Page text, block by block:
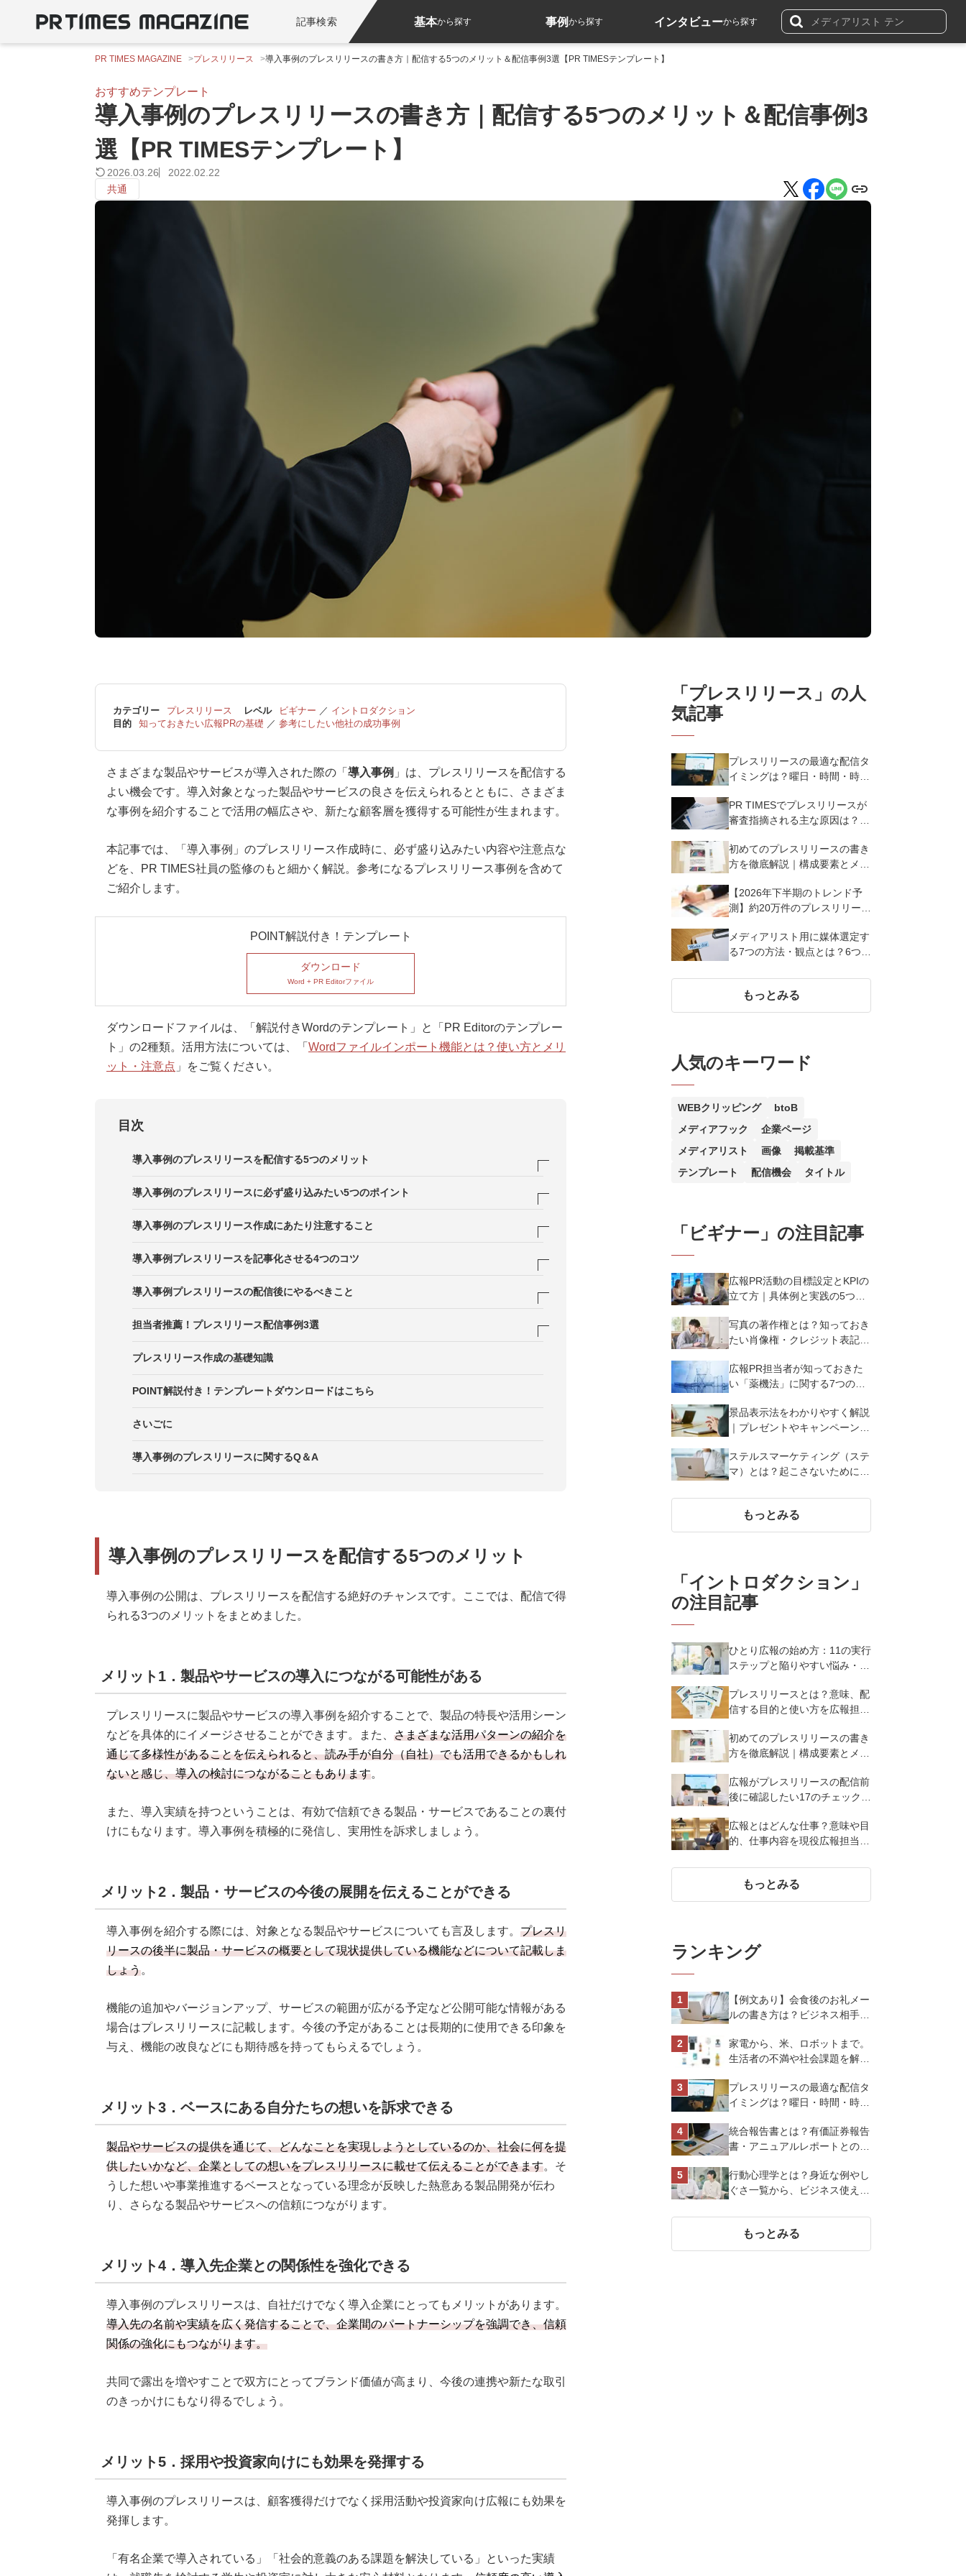
記事検索 基本から探す 事例から探す インタビューから探す
PR TIMES MAGAZINE プレスリリース 導入事例のプレスリリースの書き方｜配信する5つのメリット＆配信事例3選【PR TIMESテンプレート】
おすすめテンプレート
導入事例のプレスリリースの書き方｜配信する5つのメリット＆配信事例3
選【PR TIMESテンプレート】
2026.03.26
2022.02.22
共通
カテゴリー プレスリリース レベル ビギナー ／ イントロダクション
目的
知っておきたい広報PRの基礎 ／ 参考にしたい他社の成功事例
さまざまな製品やサービスが導入された際の「 導入事例 」は、プレスリリースを配信する
よい機会です。導入対象となった製品やサービスの良さを伝えられるとともに、さまざま
な事例を紹介することで活用の幅広さや、新たな顧客層を獲得する可能性が生まれます。
本記事では、「導入事例」のプレスリリース作成時に、必ず盛り込みたい内容や注意点な
どを、PR TIMES社員の監修のもと細かく解説。参考になるプレスリリース事例を含めて
ご紹介します。
POINT解説付き！テンプレート
ダウンロード
Word + PR Editorファイル
ダウンロードファイルは、「解説付きWordのテンプレート」と「PR Editorのテンプレー
ト」の2種類。活用方法については、「 Wordファイルインポート機能とは？使い方とメリ
ット・注意点 」をご覧ください。
目次
導入事例のプレスリリースを配信する5つのメリット
メリット1．製品やサービスの導入につながる可能性がある
メリット2．製品・サービスの今後の展開を伝えることができる
メリット3．ベースにある自分たちの想いを訴求できる
メリット4．導入先企業との関係性を強化できる
メリット5．採用や投資家向けにも効果を発揮する
導入事例のプレスリリースに必ず盛り込みたい5つのポイント
ポイント1．「どこが」「何を導入」し「何を解決」したかを明確に書く
ポイント2．導入後のイメージを画像などを用いて伝える
ポイント3．導入先企業の担当者などのコメントを掲載する
ポイント4．導入された製品やサービスを紹介する
ポイント5．問い合わせ先や取材対応窓口を明記する
導入事例のプレスリリース作成にあたり注意すること
1．導入によってもたらされた効果を明確に書く
2．記載内容を項目化して、発表内容を統一化する
3.「異例性」を明確に記載する
注意点4．導入先企業の了承を必ず得てから公開する
導入事例プレスリリースを記事化させる4つのコツ
コツ1．ニュース性のあるタイミングで配信する
コツ2．導入事例を業界トレンドや社会課題と関連づける
コツ3．タイトルとリード文で導入効果を端的に伝える
コツ4．写真や動画を用いて訴求力を高める
導入事例プレスリリースの配信後にやるべきこと
SNSやオウンドメディアで二次活用する
営業資料や採用資料に転用する
メディア掲載記事を自社の信頼性向上に活かす
担当者推薦！プレスリリース配信事例3選
事例1．株式会社網屋
事例2．株式会社リチカ
事例3．株式会社Beat Fit
プレスリリース作成の基礎知識
POINT解説付き！テンプレートダウンロードはこちら
さいごに
導入事例のプレスリリースに関するQ＆A
導入事例のプレスリリースを配信する5つのメリット
導入事例の公開は、プレスリリースを配信する絶好のチャンスです。ここでは、配信で得
られる3つのメリットをまとめました。
メリット1．製品やサービスの導入につながる可能性がある
プレスリリースに製品やサービスの導入事例を紹介することで、製品の特長や活用シーン
などを具体的にイメージさせることができます。また、 さまざまな活用パターンの紹介を
通じて多様性があることを伝えられると、読み手が自分（自社）でも活用できるかもしれ
ないと感じ、導入の検討につながることもあります。
また、導入実績を持つということは、有効で信頼できる製品・サービスであることの裏付
けにもなります。導入事例を積極的に発信し、実用性を訴求しましょう。
メリット2．製品・サービスの今後の展開を伝えることができる
導入事例を紹介する際には、対象となる製品やサービスについても言及します。 プレスリ
リースの後半に製品・サービスの概要として現状提供している機能などについて記載しま
しょう。
機能の追加やバージョンアップ、サービスの範囲が広がる予定など公開可能な情報がある
場合はプレスリリースに記載します。今後の予定があることは長期的に使用できる印象を
与え、機能の改良などにも期待感を持ってもらえるでしょう。
メリット3．ベースにある自分たちの想いを訴求できる
製品やサービスの提供を通じて、どんなことを実現しようとしているのか、社会に何を提
供したいかなど、企業としての想いをプレスリリースに載せて伝えることができます。そ
うした想いや事業推進するベースとなっている理念が反映した熱意ある製品開発が伝わ
り、さらなる製品やサービスへの信頼につながります。
メリット4．導入先企業との関係性を強化できる
導入事例のプレスリリースは、自社だけでなく導入企業にとってもメリットがあります。
導入先の名前や実績を広く発信することで、企業間のパートナーシップを強調でき、信頼
関係の強化にもつながります。
共同で露出を増やすことで双方にとってブランド価値が高まり、今後の連携や新たな取引
のきっかけにもなり得るでしょう。
メリット5．採用や投資家向けにも効果を発揮する
導入事例のプレスリリースは、顧客獲得だけでなく採用活動や投資家向け広報にも効果を
発揮します。
「有名企業で導入されている」「社会的意義のある課題を解決している」といった実績
「プレスリリース 」の人
気記事
プレスリリースの最適な配信タ
イミングは？曜日・時間・時期
化させよう
PR TIMESでプレスリリースが
審査指摘される主な原因は？取
【2025年版】
初めてのプレスリリースの書き
方を徹底解説｜構成要素とメデ
ト【2026年下半期のトレンド予
測】約20万件のプレスリリース
メディアリスト用に媒体選定す
る7つの方法・観点とは？6つの
くある質問に回答
もっとみる
人気のキーワード
WEBクリッピング
btoB
メディアフック
企業ページ
メディアリスト
画像
掲載基準
テンプレート
配信機会 タイトル
「ビギナー 」の注目記事
広報PR活動の目標設定とKPIの
立て方｜具体例と実践の5つの
写真の著作権とは？知っておき
たい肖像権・クレジット表記
利を解説
広報PR担当者が知っておきた
い「薬機法」に関する7つのこ
景品表示法をわかりやすく解説
｜プレゼントやキャンペーン実
おくべき7つのポイント【事例
あり】
ステルスマーケティング（ステ
マ）とは？起こさないために広
知識
もっとみる
「イントロダクション 」
の注目記事
ひとり広報の始め方：11の実行
ステップと陥りやすい悩み・解
プレスリリースとは？意味、配
信する目的と使い方を広報担当
初めてのプレスリリースの書き
方を徹底解説｜構成要素とメデ
ト
広報がプレスリリースの配信前
後に確認したい17のチェックポ
広報とはどんな仕事？意味や目
的、仕事内容を現役広報担当者
もっとみる
ランキング
【例文あり】会食後のお礼メー
ルの書き方は？ビジネス相手に
トを解説
家電から、米、ロボットまで。
生活者の不満や社会課題を解決
スオーヤマ株式会社
プレスリリースの最適な配信タ
イミングは？曜日・時間・時期
化させよう
統合報告書とは？有価証券報告
書・アニュアルレポートとの違
行動心理学とは？身近な例やし
ぐさ一覧から、ビジネス使える
もっとみる